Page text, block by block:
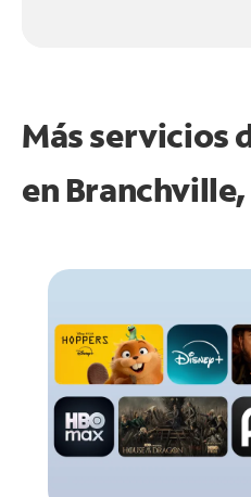
Más servicios
en Branchville,